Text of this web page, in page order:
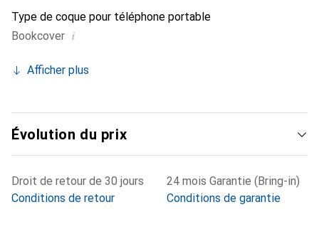
Type de coque pour téléphone portable
Bookcover i
Afficher plus
Évolution du prix
Droit de retour de 30 jours
Conditions de retour
24 mois Garantie (Bring-in)
Conditions de garantie